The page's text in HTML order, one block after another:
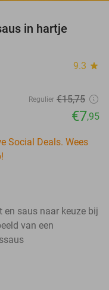
in hartje
9.3 star
Regulier €15,75
€7,95
Social Deals. Wees
en saus naar keuze bij
van een